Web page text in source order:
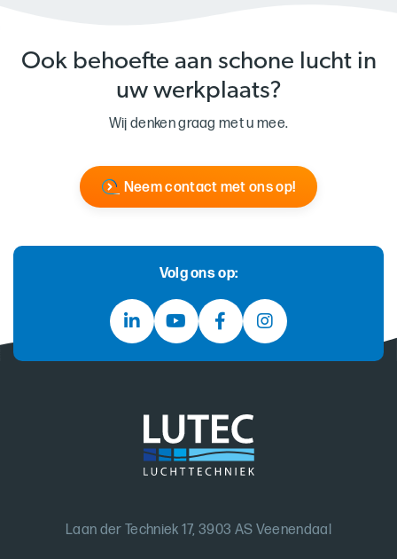
Ook behoefte aan schone lucht in
uw werkplaats?
Wij denken graag met u mee.
Neem contact met ons op!
Volg ons op:
Laan der Techniek 17, 3903 AS Veenendaal